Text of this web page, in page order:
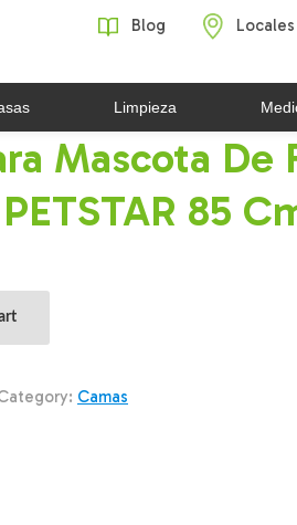
Blog Locales
Limpieza
Mascota De
85
Camas